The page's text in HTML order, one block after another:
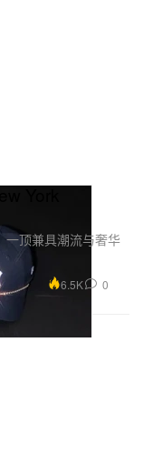
York
一顶兼具潮流与奢华
6.5K 0